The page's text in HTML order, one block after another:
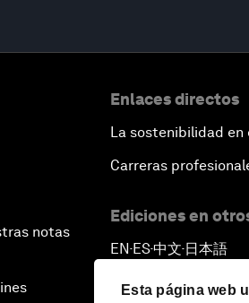
Esta página web
notas
Enlaces directos
La sostenibilidad en
Carreras
Ediciones en
EN ▪ES▪中文▪ 日本語